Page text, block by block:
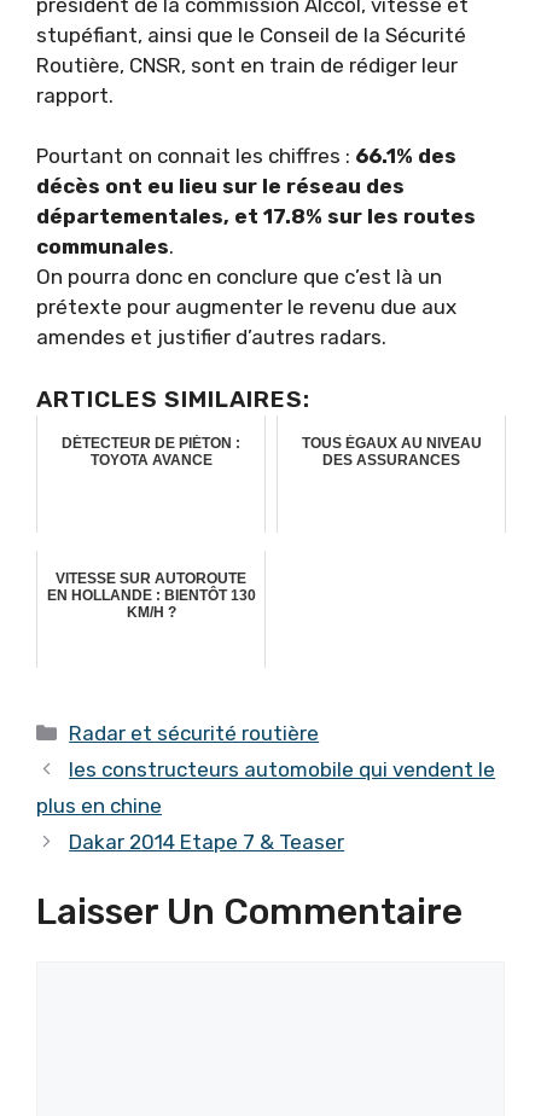
stupéfiant, ainsi que le Conseil de la Sécurité
Routière, CNSR, sont en train de rédiger leur
rapport.
Pourtant on connait les chiffres : 66.1% des
décès ont eu lieu sur le réseau des
départementales, et 17.8% sur les routes
communales.
On pourra donc en conclure que c’est là un
prétexte pour augmenter le revenu due aux
amendes et justifier d’autres radars.
ARTICLES SIMILAIRES:
DÉTECTEUR DE PIÉTON :
TOYOTA AVANCE
TOUS ÉGAUX AU NIVEAU
DES ASSURANCES
VITESSE SUR AUTOROUTE
EN HOLLANDE : BIENTÔT 130
KM/H ?
Catégories
Radar et sécurité routière
les constructeurs automobile qui vendent le
plus en chine
Dakar 2014 Etape 7 & Teaser
Laisser Un Commentaire